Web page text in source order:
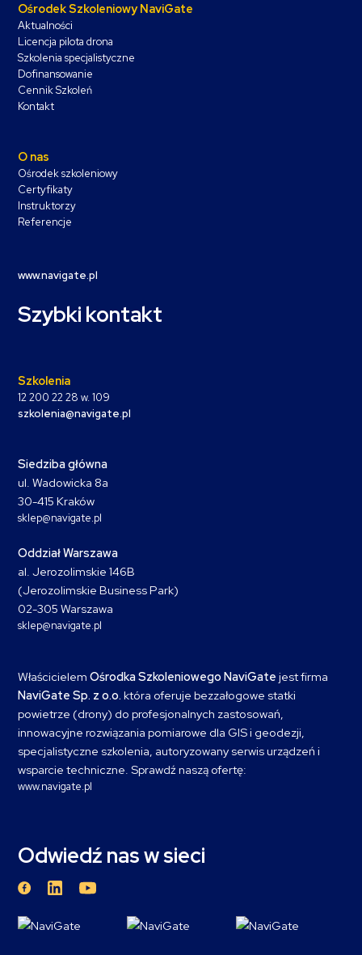
Ośrodek Szkoleniowy NaviGate
Aktualności
Licencja pilota drona
Szkolenia specjalistyczne
Dofinansowanie
Cennik Szkoleń
Kontakt
O nas
Ośrodek szkoleniowy
Certyfikaty
Instruktorzy
Referencje
www.navigate.pl
Szybki kontakt
Szkolenia
12 200 22 28 w. 109
szkolenia@navigate.pl
Siedziba główna
ul. Wadowicka 8a
30-415 Kraków
sklep@navigate.pl
Oddział Warszawa
al. Jerozolimskie 146B
(Jerozolimskie Business Park)
02-305 Warszawa
sklep@navigate.pl
Właścicielem Ośrodka Szkoleniowego NaviGate jest firma
NaviGate Sp. z o.o. która oferuje bezzałogowe statki
powietrze (drony) do profesjonalnych zastosowań,
innowacyjne rozwiązania pomiarowe dla GIS i geodezji,
specjalistyczne szkolenia, autoryzowany serwis urządzeń i
wsparcie techniczne. Sprawdź naszą ofertę:
www.navigate.pl
Odwiedź nas w sieci